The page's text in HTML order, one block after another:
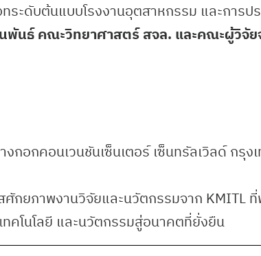
ะดับต้นแบบโรงงานอุตสาหกรรม และการ
พันธ์ คณะวิทยาศาสตร์ สจล. และคณะผู้วิจั
กอกคอนเวนชันเซ็นเตอร์ เซ็นทรัลเวิลด์ กรุง
กยภาพงานวิจัยและนวัตกรรมจาก KMITL
คโนโลยี และนวัตกรรมสู่อนาคตที่ยั่งยืน